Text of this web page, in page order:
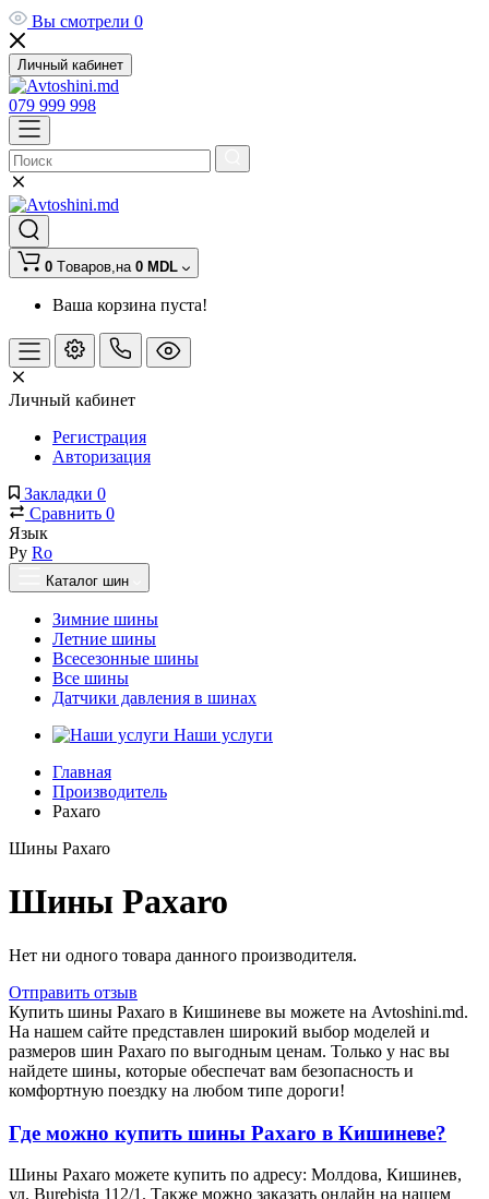
Вы смотрели 0
Личный кабинет
079 999 998
0 Tоваров,на 0 MDL
Ваша корзина пуста!
Личный кабинет
Регистрация
Авторизация
Закладки 0
Сравнить 0
Язык
Ру Ro
Каталог шин
Зимние шины
Летние шины
Всесезонные шины
Все шины
Датчики давления в шинах
Наши услуги
Главная
Производитель
Paxaro
Шины Paxaro
Шины Paxaro
Нет ни одного товара данного производителя.
Отправить отзыв
Купить шины Paxaro в Кишиневе вы можете на Avtoshini.md.
На нашем сайте представлен широкий выбор моделей и
размеров шин Paxaro по выгодным ценам. Только у нас вы
найдете шины, которые обеспечат вам безопасность и
комфортную поездку на любом типе дороги!
Где можно купить шины Paxaro в Кишиневе?
Шины Paxaro можете купить по адресу: Молдова, Кишинев,
ул. Burebista 112/1. Также можно заказать онлайн на нашем